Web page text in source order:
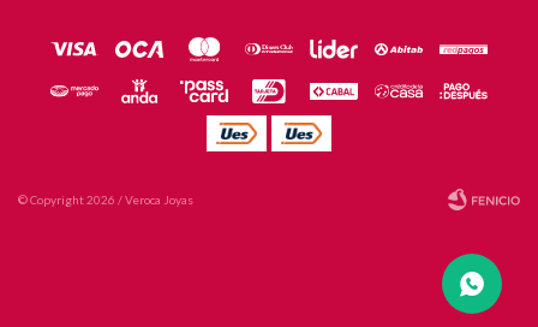
© Copyright 2026 / Veroca Joyas